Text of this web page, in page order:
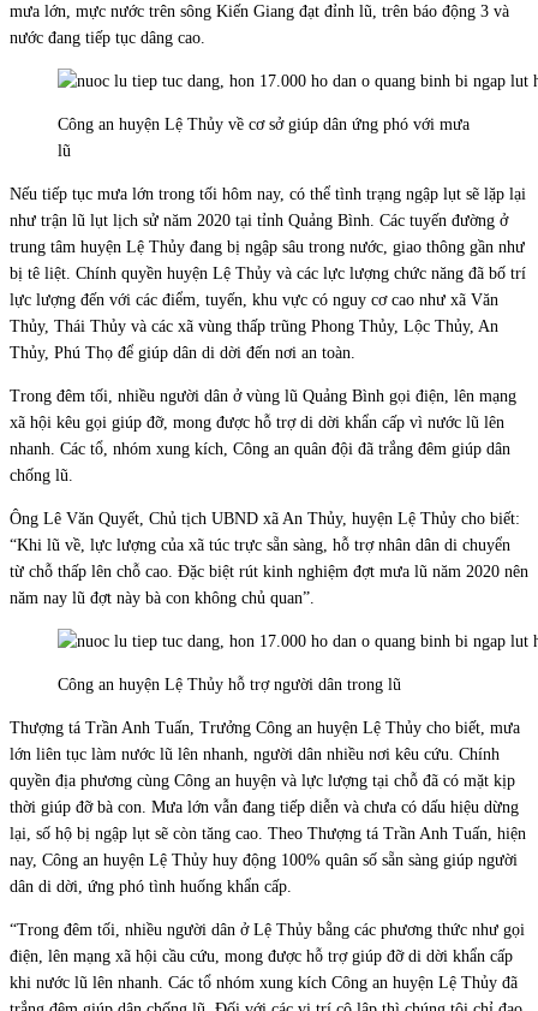
mưa lớn, mực nước trên sông Kiến Giang đạt đỉnh lũ, trên báo động 3 và
nước đang tiếp tục dâng cao.
Công an huyện Lệ Thủy về cơ sở giúp dân ứng phó với mưa
lũ
Nếu tiếp tục mưa lớn trong tối hôm nay, có thể tình trạng ngập lụt sẽ lặp lại
như trận lũ lụt lịch sử năm 2020 tại tỉnh Quảng Bình. Các tuyến đường ở
trung tâm huyện Lệ Thủy đang bị ngập sâu trong nước, giao thông gần như
bị tê liệt. Chính quyền huyện Lệ Thủy và các lực lượng chức năng đã bố trí
lực lượng đến với các điểm, tuyến, khu vực có nguy cơ cao như xã Văn
Thủy, Thái Thủy và các xã vùng thấp trũng Phong Thủy, Lộc Thủy, An
Thủy, Phú Thọ để giúp dân di dời đến nơi an toàn.
Trong đêm tối, nhiều người dân ở vùng lũ Quảng Bình gọi điện, lên mạng
xã hội kêu gọi giúp đỡ, mong được hỗ trợ di dời khẩn cấp vì nước lũ lên
nhanh. Các tổ, nhóm xung kích, Công an quân đội đã trắng đêm giúp dân
chống lũ.
Ông Lê Văn Quyết, Chủ tịch UBND xã An Thủy, huyện Lệ Thủy cho biết:
“Khi lũ về, lực lượng của xã túc trực sẵn sàng, hỗ trợ nhân dân di chuyển
từ chỗ thấp lên chỗ cao. Đặc biệt rút kinh nghiệm đợt mưa lũ năm 2020 nên
năm nay lũ đợt này bà con không chủ quan”.
Công an huyện Lệ Thủy hỗ trợ người dân trong lũ
Thượng tá Trần Anh Tuấn, Trưởng Công an huyện Lệ Thủy cho biết, mưa
lớn liên tục làm nước lũ lên nhanh, người dân nhiều nơi kêu cứu. Chính
quyền địa phương cùng Công an huyện và lực lượng tại chỗ đã có mặt kịp
thời giúp đỡ bà con. Mưa lớn vẫn đang tiếp diễn và chưa có dấu hiệu dừng
lại, số hộ bị ngập lụt sẽ còn tăng cao. Theo Thượng tá Trần Anh Tuấn, hiện
nay, Công an huyện Lệ Thủy huy động 100% quân số sẵn sàng giúp người
dân di dời, ứng phó tình huống khẩn cấp.
“Trong đêm tối, nhiều người dân ở Lệ Thủy bằng các phương thức như gọi
điện, lên mạng xã hội cầu cứu, mong được hỗ trợ giúp đỡ di dời khẩn cấp
khi nước lũ lên nhanh. Các tổ nhóm xung kích Công an huyện Lệ Thủy đã